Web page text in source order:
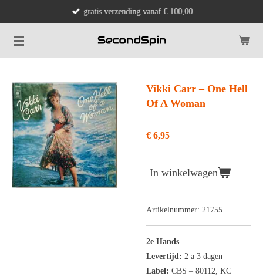
naar
de
gratis verzending vanaf € 100,00
Vikki Carr ‎– One Hell
Of A Woman
€ 6,95
In winkelwagen
Artikelnummer: 21755
2e Hands
Levertijd: 2 a 3 dagen
Label: CBS ‎– 80112, KC